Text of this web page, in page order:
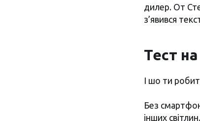
дилер. От
з’явився
Тест
І шо ти
Без
інших